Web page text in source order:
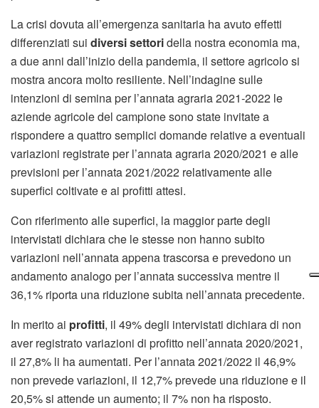
La crisi dovuta all’emergenza sanitaria ha avuto effetti
differenziati sui diversi settoridella nostra economia ma,
a due anni dall’inizio della pandemia, il settore agricolo si
mostra ancora molto resiliente. Nell’indagine sulle
intenzioni di semina per l’annata agraria 2021-2022 le
aziende agricole del campione sono state invitate a
rispondere a quattro semplici domande relative a eventuali
variazioni registrate per l’annata agraria 2020/2021 e alle
previsioni per l’annata 2021/2022 relativamente alle
superfici coltivate e ai profitti attesi.
Con riferimento alle superfici, la maggior parte degli
intervistati dichiara che le stesse non hanno subito
variazioni nell’annata appena trascorsa e prevedono un
andamento analogo per l’annata successiva mentre il
36,1% riporta una riduzione subita nell’annata precedente.
In merito ai profitti, il 49% degli intervistati dichiara di non
aver registrato variazioni di profitto nell’annata 2020/2021,
il 27,8% li ha aumentati. Per l’annata 2021/2022 il 46,9%
non prevede variazioni, il 12,7% prevede una riduzione e il
20,5% si attende un aumento; il 7% non ha risposto.